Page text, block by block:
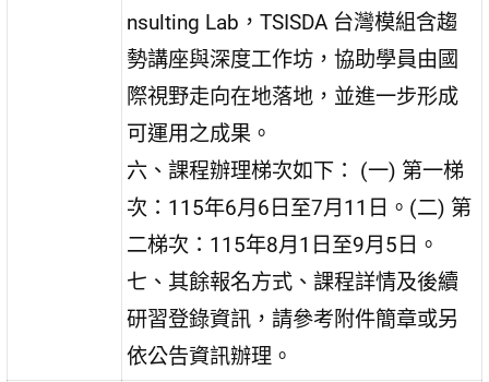
nsulting Lab，TSISDA 台灣模組含趨
勢講座與深度工作坊，協助學員由國
際視野走向在地落地，並進一步形成
可運用之成果。
六、課程辦理梯次如下： (一) 第一梯
次：115年6月6日至7月11日。(二) 第
二梯次：115年8月1日至9月5日。
七、其餘報名方式、課程詳情及後續
研習登錄資訊，請參考附件簡章或另
依公告資訊辦理。